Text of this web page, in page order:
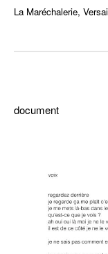
La Maréchalerie,
document